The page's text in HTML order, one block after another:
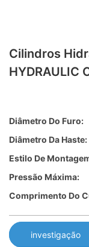
Cilindros
HYDRAULIC
Diâmetro Do Furo:
Diâmetro Da Haste:
Estilo De
Pressão Máxima:
Comprimento Do
investigação